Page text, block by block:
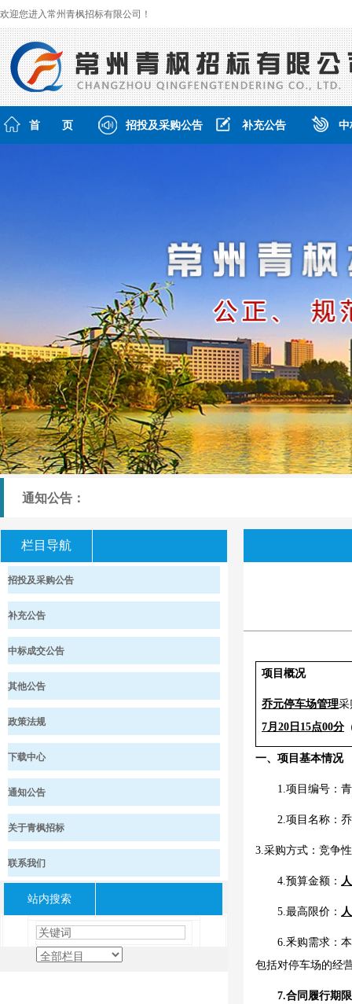
欢迎您进入常州青枫招标有限公司！
首 页 招投及采购公告 补充公告
通知公告：
栏目导航
招投及采购公告
补充公告
中标成交公告
其他公告
政策法规
下载中心
通知公告
关于青枫招标
联系我们
站内搜索
项目概况
乔元停车场管理采
7月 20 日 15点00分
一、项目基本情况
1.项目编号：
2.项目名称：
3.采购方式：竞争
4.预算金额：
5.最高限价：
6.釆购需求：
包括对停车场的经
7.合同履行期